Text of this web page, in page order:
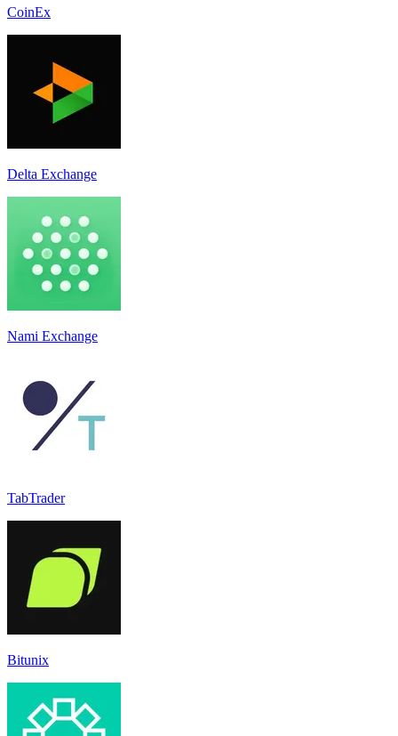
CoinEx
Delta Exchange
Nami Exchange
TabTrader
Bitunix